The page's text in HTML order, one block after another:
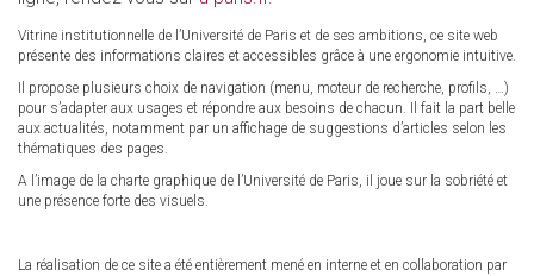
Vitrine institutionnelle de l’Université de Paris et de ses ambitions, ce site web
présente des informations claires et accessibles grâce à une ergonomie intuitive.
Il propose plusieurs choix de navigation (menu, moteur de recherche, profils, …)
pour s’adapter aux usages et répondre aux besoins de chacun. Il fait la part belle
aux actualités, notamment par un affichage de suggestions d’articles selon les
thématiques des pages.
A l’image de la charte graphique de l’Université de Paris, il joue sur la sobriété et
une présence forte des visuels.
La réalisation de ce site a été entièrement mené en interne et en collaboration par